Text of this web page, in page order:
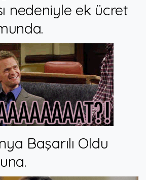
nedeniyle ek ücret
Başarılı Oldu